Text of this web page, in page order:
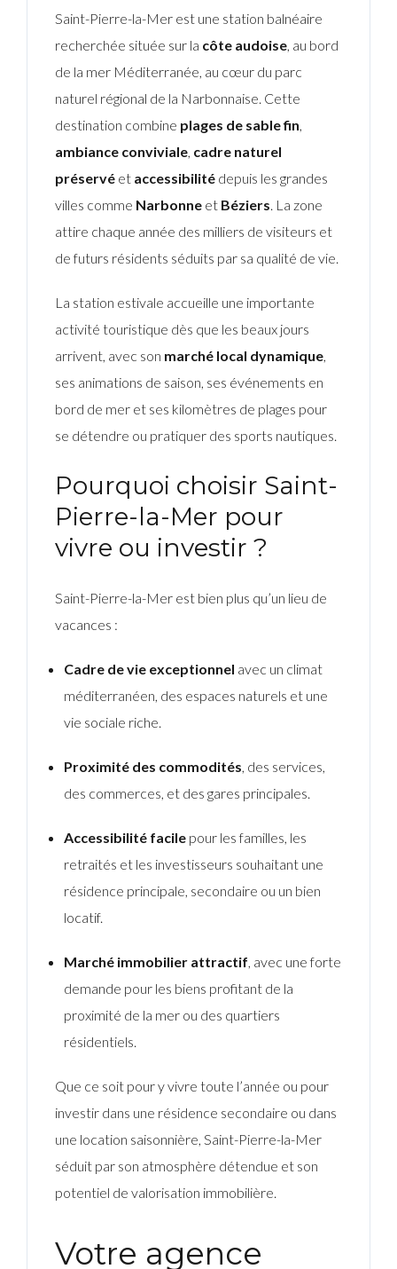
Saint-Pierre-la-Mer est une station balnéaire
recherchée située sur la côte audoise, au bord
de la mer Méditerranée, au cœur du parc
naturel régional de la Narbonnaise. Cette
destination combine plages de sable fin,
ambiance conviviale, cadre naturel
préservé et accessibilité depuis les grandes
villes comme Narbonne et Béziers. La zone
attire chaque année des milliers de visiteurs et
de futurs résidents séduits par sa qualité de vie.
La station estivale accueille une importante
activité touristique dès que les beaux jours
arrivent, avec son marché local dynamique,
ses animations de saison, ses événements en
bord de mer et ses kilomètres de plages pour
se détendre ou pratiquer des sports nautiques.
Pourquoi choisir Saint-
Pierre-la-Mer pour
vivre ou investir ?
Saint-Pierre-la-Mer est bien plus qu’un lieu de
vacances :
Cadre de vie exceptionnel avec un climat
méditerranéen, des espaces naturels et une
vie sociale riche.
Proximité des commodités, des services,
des commerces, et des gares principales.
Accessibilité facilepour les familles, les
retraités et les investisseurs souhaitant une
résidence principale, secondaire ou un bien
locatif.
Marché immobilier attractif, avec une forte
demande pour les biens profitant de la
proximité de la mer ou des quartiers
résidentiels.
Que ce soit pour y vivre toute l’année ou pour
investir dans une résidence secondaire ou dans
une location saisonnière, Saint-Pierre-la-Mer
séduit par son atmosphère détendue et son
potentiel de valorisation immobilière.
Votre agence